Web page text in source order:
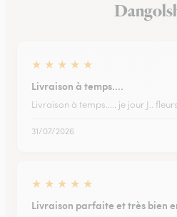
★ ★ ★ ★ ★
Livraison à temps....
Livraison à temps..... je jour J..
31/07/2026
★ ★ ★ ★ ★
Livraison parfaite et très bien